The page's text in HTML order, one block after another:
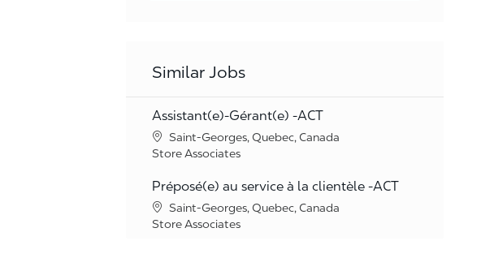
Similar Jobs
Assistant(e)-Gérant(e) -ACT
Location
Saint-Georges, Quebec, Canada
Category
Store Associates
Préposé(e) au service à la clientèle -ACT
Location
Saint-Georges, Quebec, Canada
Category
Store Associates